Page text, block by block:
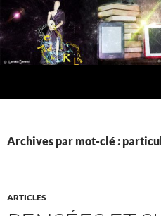
Aller
au
contenu
Archives par mot-clé :
ARTICLES